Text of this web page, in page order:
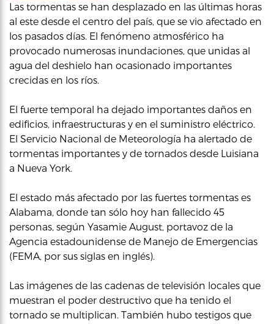
Las tormentas se han desplazado en las últimas horas
al este desde el centro del país, que se vio afectado en
los pasados días. El fenómeno atmosférico ha
provocado numerosas inundaciones, que unidas al
agua del deshielo han ocasionado importantes
crecidas en los ríos.
El fuerte temporal ha dejado importantes daños en
edificios, infraestructuras y en el suministro eléctrico.
El Servicio Nacional de Meteorología ha alertado de
tormentas importantes y de tornados desde Luisiana
a Nueva York.
El estado más afectado por las fuertes tormentas es
Alabama, donde tan sólo hoy han fallecido 45
personas, según Yasamie August, portavoz de la
Agencia estadounidense de Manejo de Emergencias
(FEMA, por sus siglas en inglés).
Las imágenes de las cadenas de televisión locales que
muestran el poder destructivo que ha tenido el
tornado se multiplican. También hubo testigos que